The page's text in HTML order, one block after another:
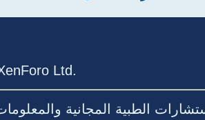
Ltd.
الطبية المجانية